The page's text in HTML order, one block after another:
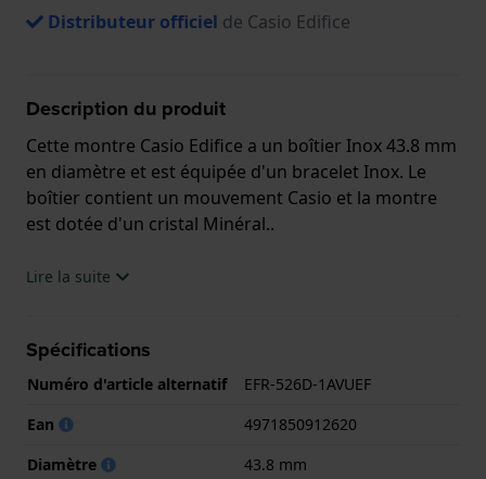
Distributeur officiel de Casio Edifice
Description du produit
Cette montre Casio Edifice a un boîtier Inox 43.8 mm
en diamètre et est équipée d'un bracelet Inox. Le
boîtier contient un mouvement Casio et la montre
est dotée d'un cristal Minéral..
La montre est 10 ATM. Cela signifie que la montre
.
Lire la suite
Spécifications
Numéro d'article alternatif
EFR-526D-1AVUEF
Ean
4971850912620
Diamètre
43.8 mm